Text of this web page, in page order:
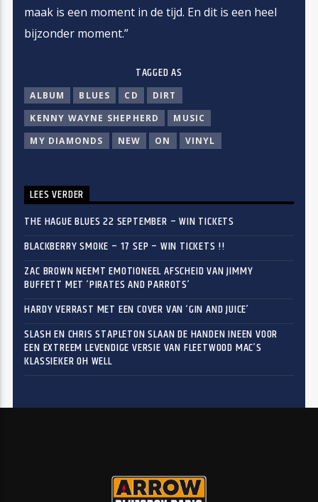
maak is een moment in de tijd. En dit is een heel
bijzonder moment.”
TAGGED AS
ALBUM BLUES CD
DIRT
KENNY WAYNE SHEPHERD
MUSIC
MY DIAMONDS
NEW ON VINYL
LEES VERDER
THE HAGUE BLUES 22 SEPTEMBER – WIN TICKETS
BLACKBERRY SMOKE – 17 SEP – WIN TICKETS !!
ZAC BROWN NEEMT EMOTIONEEL AFSCHEID VAN JIMMY
BUFFETT MET ‘PIRATES AND PARROTS’
HARDY VERRAST MET EEN COVER VAN ‘GIN AND JUICE’
SLASH EN CHRIS STAPLETON SLAAN DE HANDEN INEEN VOOR
EEN EXTREEM LEVENDIGE VERSIE VAN FLEETWOOD MAC’S
KLASSIEKER OH WELL